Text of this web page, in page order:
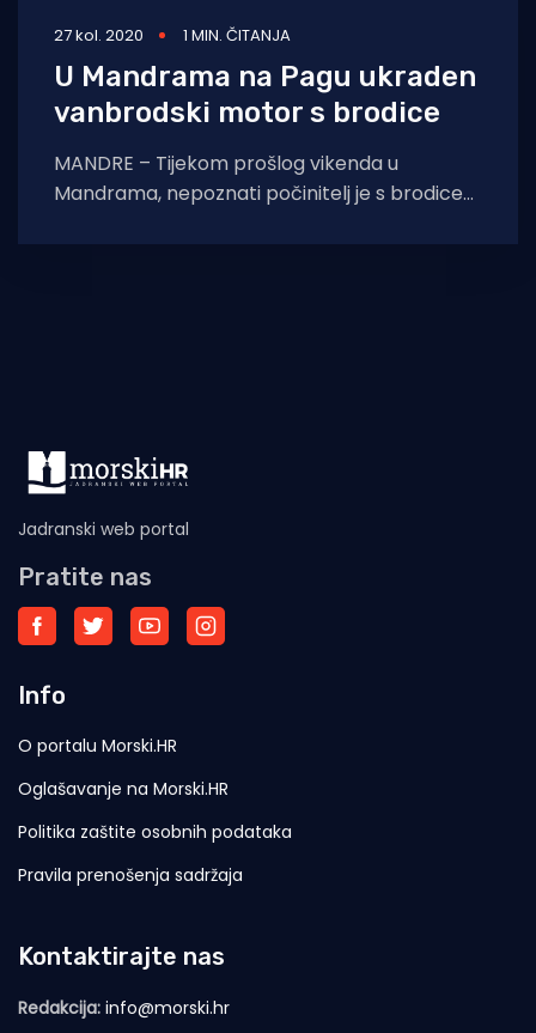
27 kol. 2020 1 MIN. ČITANJA
U Mandrama na Pagu ukraden
vanbrodski motor s brodice
MANDRE – Tijekom prošlog vikenda u
Mandrama, nepoznati počinitelj je s brodice
motor. Materijalna šteta iznosi
Jadranski web portal
Pratite nas
Info
O portalu Morski.HR
Oglašavanje na Morski.HR
Politika zaštite osobnih podataka
Pravila prenošenja sadržaja
Kontaktirajte nas
Redakcija: info@morski.hr